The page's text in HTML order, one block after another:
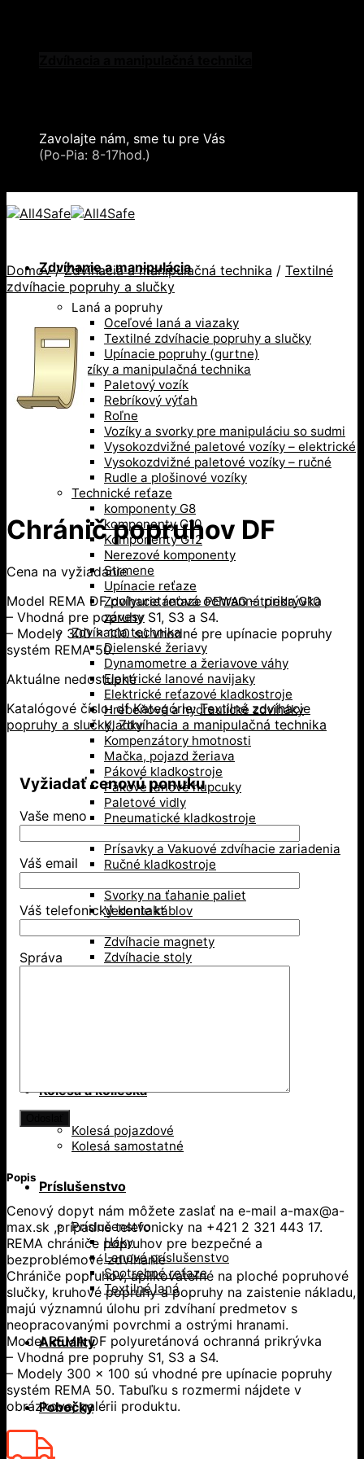
Zavolajte nám, sme tu pre Vás
(Po-Pia: 8-17hod.)
Zdvíhanie a manipulácia
Laná a popruhy
Oceľové laná a viazaky
Textilné zdvíhacie popruhy a slučky
Upínacie popruhy (gurtne)
Vozíky a manipulačná technika
Paletový vozík
Rebríkový výťah
Roľne
Vozíky a svorky pre manipuláciu so sudmi
Vysokozdvižné paletové vozíky – elektrické
Vysokozdvižné paletové vozíky – ručné
Rudle a plošinové vozíky
Technické reťaze
komponenty G8
komponenty G10
Komponenty G12
Nerezové komponenty
Strmene
Upínacie reťaze
Zdvíhacie reťaze PEWAG – trieda G10
závesy
Zdvíhacia technika
Dielenské žeriavy
Dynamometre a žeriavove váhy
Elektrické lanové navijaky
Elektrické reťazové kladkostroje
Hrebeňové a hydraulické zdviháky
Kladky
Kompenzátory hmotnosti
Mačka, pojazd žeriava
Pákové kladkostroje
Pákove lanové hupcuky
Paletové vidly
Pneumatické kladkostroje
Prísavky a Vakuové zdvíhacie zariadenia
Ručné kladkostroje
Svorky na ťahanie paliet
Vedenie káblov
Zdvíhacie magnety
Zdvíhacie stoly
Kolesá a kolieska
Kolesá pojazdové
Kolesá samostatné
Príslušenstvo
Príslušenstvo
Háky
Lanové príslušenstvo
Spotrebné reťaze
Textilné laná
Aktuality
Pobočky
Domov / Zdvíhacia a manipulačná technika / Textilné
zdvíhacie popruhy a slučky
Chránič popruhov DF
Cena na vyžiadanie
Model REMA DF polyuretánová ochranná prikrývka
– Vhodná pre popruhy S1, S3 a S4.
– Modely 300 x 100 sú vhodné pre upínacie popruhy
systém REMA 50.
Aktuálne nedostupné
Katalógové číslo:df Kategórie:Textilné zdvíhacie
popruhy a slučky,Zdvíhacia a manipulačná technika
Vyžiadať cenovú ponuku
Vaše meno
Váš email
Váš telefonický kontakt
Správa
Popis
Cenový dopyt nám môžete zaslať na e-mail a-max@a-
max.sk ,prípadne telefonicky na +421 2 321 443 17.
REMA chrániče popruhov pre bezpečné a
bezproblémové zdvíhanie
Chrániče popruhov, aplikovateľné na ploché popruhové
slučky, kruhové popruhy a popruhy na zaistenie nákladu,
majú významnú úlohu pri zdvíhaní predmetov s
neopracovanými povrchmi a ostrými hranami.
Model REMA DF polyuretánová ochranná prikrývka
– Vhodná pre popruhy S1, S3 a S4.
– Modely 300 x 100 sú vhodné pre upínacie popruhy
systém REMA 50. Tabuľku s rozmermi nájdete v
obrázkovej galérii produktu.